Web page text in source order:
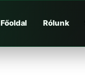
Főoldal Rólunk